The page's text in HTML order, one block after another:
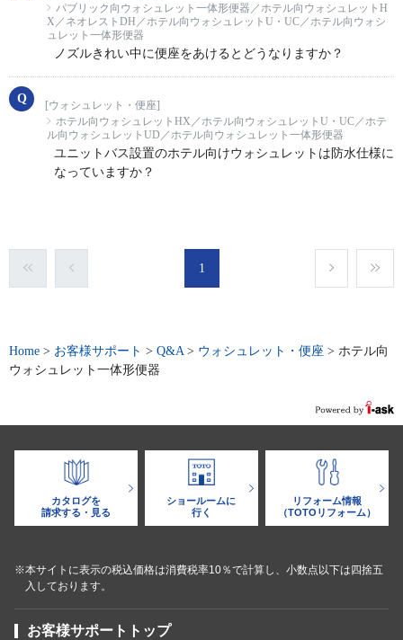
パブリック向ウォシュレット一体形便器／ホテル向ウォシュレットH
X／ネオレストDH／ホテル向ウォシュレットU・UC／ホテル向ウォシ
ュレット一体形便器
ノズルきれい中に便座をあけるとどうなりますか？
[ウォシュレット・便座]
ホテル向ウォシュレットHX／ホテル向ウォシュレットU・UC／ホテ
ル向ウォシュレットUD／ホテル向ウォシュレット一体形便器
ユニットバス設置のホテル向けウォシュレットは防水仕様に
なっていますか？
1
Home > お客様サポート > Q&A> ウォシュレット・便座 > ホテル向
ウォシュレット一体形便器
カタログを
請求する・見る
ショールームに
行く
リフォーム情報
（TOTOリフォーム）
※本サイトに表示の税込価格は消費税率10％で計算し、小数点以下は四捨五
入しております。
お客様サポートトップ